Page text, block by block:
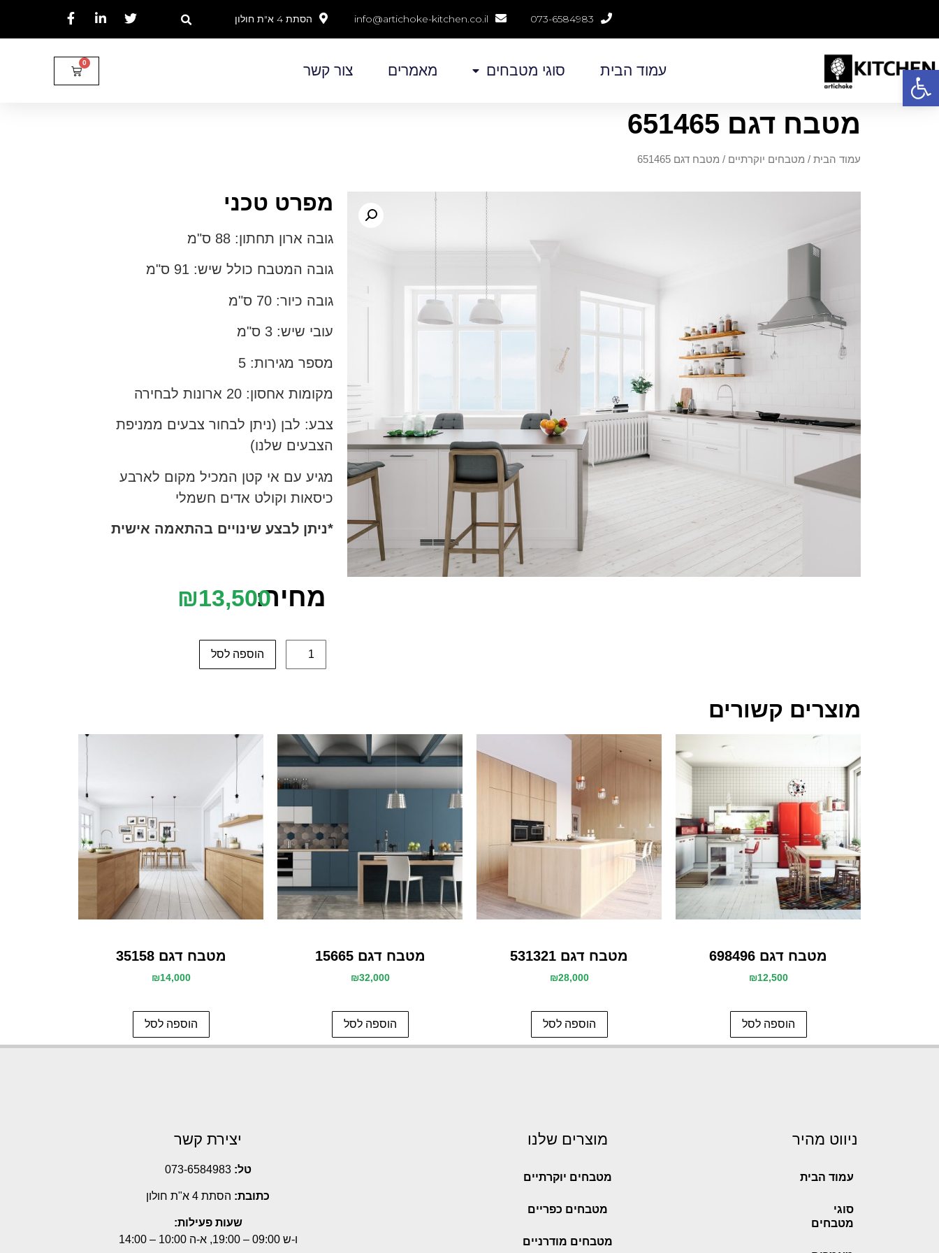
פתח סרגל נגישות
073-6584983
info@artichoke-kitchen.co.il הסתת 4 א"ת חולון
עמוד הבית סוגי מטבחים מאמרים צור קשר
מטבח דגם 651465
עמוד הבית / מטבחים יוקרתיים / מטבח דגם 651465
מפרט טכני
גובה ארון תחתון: 88 ס"מ
גובה המטבח כולל שיש: 91 ס"מ
גובה כיור: 70 ס"מ
עובי שיש: 3 ס"מ
מספר מגירות: 5
מקומות אחסון: 20 ארונות לבחירה
צבע: לבן (ניתן לבחור צבעים ממניפת
הצבעים שלנו)
מגיע עם אי קטן המכיל מקום לארבע
כיסאות וקולט אדים חשמלי
*ניתן לבצע שינויים בהתאמה אישית
מחיר: ₪13,500
הוספה לסל
מוצרים קשורים
מטבח דגם 698496
₪12,500
הוספה לסל
מטבח דגם 531321
₪28,000
הוספה לסל
מטבח דגם 15665
₪32,000
הוספה לסל
מטבח דגם 35158
₪14,000
הוספה לסל
ניווט מהיר
עמוד הבית
סוגי
מטבחים
מוצרים שלנו
מטבחים יוקרתיים
מטבחים כפריים
מטבחים מודרניים
יצירת קשר
טל:073-6584983
כתובת: הסתת 4 א"ת חולון
שעות פעילות:
ו-ש 09:00 – 19:00, א-ה 10:00 – 14:00